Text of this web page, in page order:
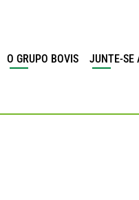
O GRUPO BOVIS JUNTE-SE